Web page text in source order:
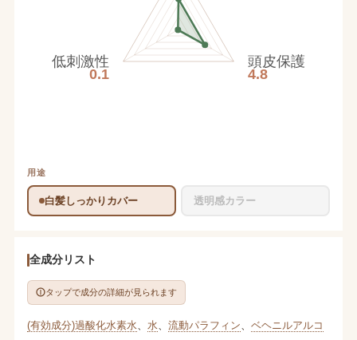
頭皮保護
4.8
低刺激性
0.1
用途
白髪しっかりカバー 透明感カラー
全成分リスト
タップで成分の詳細が見られます
(有効成分)過酸化水素水 水 流動パラフィン
ベヘニルアルコ